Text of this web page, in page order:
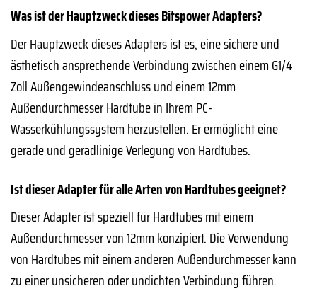
Was ist der Hauptzweck dieses Bitspower Adapters?
Der Hauptzweck dieses Adapters ist es, eine sichere und
ästhetisch ansprechende Verbindung zwischen einem G1/4
Zoll Außengewindeanschluss und einem 12mm
Außendurchmesser Hardtube in Ihrem PC-
Wasserkühlungssystem herzustellen. Er ermöglicht eine
gerade und geradlinige Verlegung von Hardtubes.
Ist dieser Adapter für alle Arten von Hardtubes geeignet?
Dieser Adapter ist speziell für Hardtubes mit einem
Außendurchmesser von 12mm konzipiert. Die Verwendung
von Hardtubes mit einem anderen Außendurchmesser kann
zu einer unsicheren oder undichten Verbindung führen.